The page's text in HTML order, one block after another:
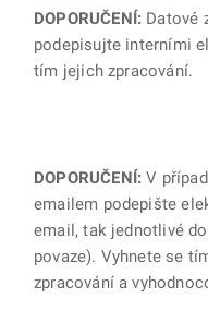
DOPORUČENÍ: Datové
podepisujte interními
tím jejich zpracování.
DOPORUČENÍ:V
emailem podepište
email, tak jednotlivé
povaze). Vyhnete se
zpracování a